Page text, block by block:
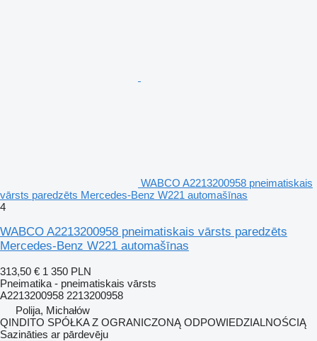
WABCO A2213200958 pneimatiskais
vārsts paredzēts Mercedes-Benz W221 automašīnas
4
WABCO A2213200958 pneimatiskais vārsts paredzēts
Mercedes-Benz W221 automašīnas
313,50 € 1 350 PLN
Pneimatika - pneimatiskais vārsts
A2213200958 2213200958
Polija, Michałów
QINDITO SPÓŁKA Z OGRANICZONĄ ODPOWIEDZIALNOŚCIĄ
Sazināties ar pārdevēju